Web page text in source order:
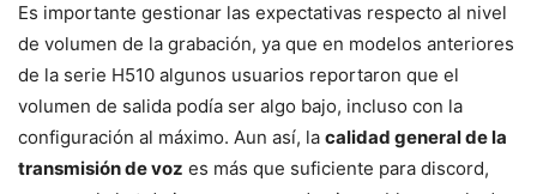
Es importante gestionar las expectativas respecto al nivel
de volumen de la grabación, ya que en modelos anteriores
de la serie H510 algunos usuarios reportaron que el
volumen de salida podía ser algo bajo, incluso con la
configuración al máximo. Aun así, la calidad general de la
transmisión de voz es más que suficiente para discord,